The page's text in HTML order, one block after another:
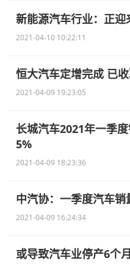
新能源汽车行业：正迎
2021-04-10 10:22:11
恒大汽车定增完成 已
2021-04-09 19:23:05
长城汽车2021年一季
5%
2021-04-09 18:23:36
中汽协：一季度汽车
2021-04-09 16:24:34
或导致汽车业停产6个